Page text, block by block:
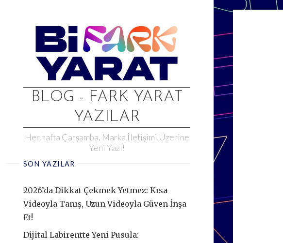
BLOG - FARK YARAT
YAZILAR
Her hafta Çarşamba, Marka İletişimi Üzerine
Yeni Yazı!
SON YAZILAR
2026’da Dikkat Çekmek Yetmez: Kısa
Videoyla Tanış, Uzun Videoyla Güven İnşa
Et!
Dijital Labirentte Yeni Pusula: